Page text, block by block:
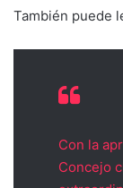
También puede
Con la
Concejo